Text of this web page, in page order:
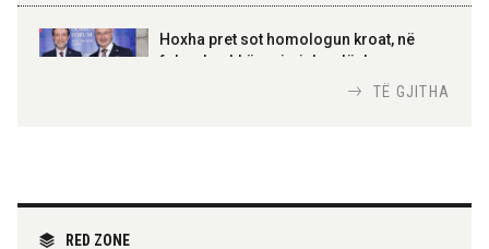
100-vjetori i themelimit të
Urdhrit të Skënderbeut
Hoxha pret sot homologun kroat, në
fokus bashkëpunimi dypalësh
partneritetit strategjik
TË GJITHA
RED ZONE